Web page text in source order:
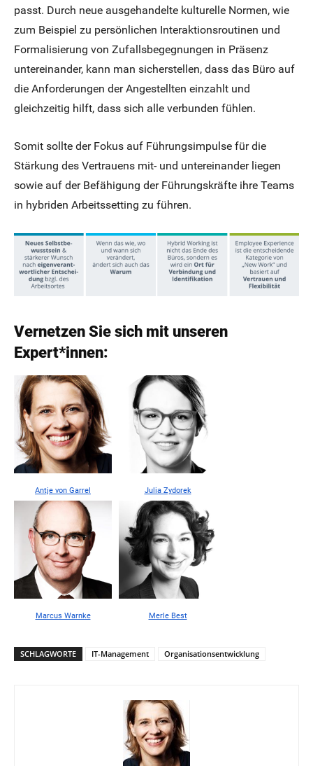
passt. Durch neue ausgehandelte kulturelle Normen, wie
zum Beispiel zu persönlichen Interaktionsroutinen und
Formalisierung von Zufallsbegegnungen in Präsenz
untereinander, kann man sicherstellen, dass das Büro auf
die Anforderungen der Angestellten einzahlt und
gleichzeitig hilft, dass sich alle verbunden fühlen.
Somit sollte der Fokus auf Führungsimpulse für die
Stärkung des Vertrauens mit- und untereinander liegen
sowie auf der Befähigung der Führungskräfte ihre Teams
in hybriden Arbeitssetting zu führen.
Vernetzen Sie sich mit unseren
Expert*innen:
Antje von Garrel Julia Zydorek
Marcus Warnke Merle Best
SCHLAGWORTE IT-Management Organisationsentwicklung